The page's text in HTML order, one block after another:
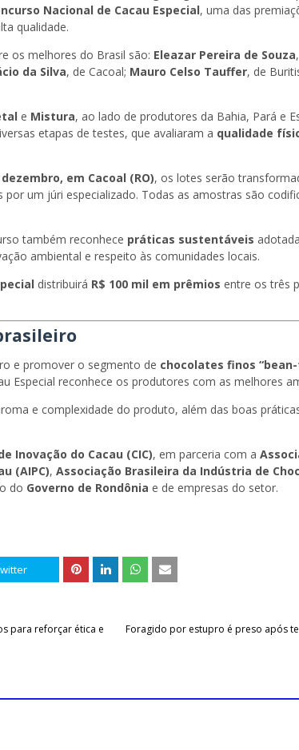
Nacional de Cacau Especial, uma das
qualidade.
os melhores do Brasil são: Eleazar Pereira de Souza
da Silva, de Cacoal; Mauro Celso Tauffer, de
e Mistura, ao lado de produtores da Bahia, Pará e
etapas de testes, que avaliaram a qualidade
em Cacoal (RO), os lotes serão
por um júri especializado. Todas as amostras são
também reconhece práticas sustentáveis
ambiental e respeito às comunidades locais.
distribuirá R$ 100 mil em prêmios entre os três
e promover o segmento de chocolates finos
Especial reconhece os produtores com as melhores
e complexidade do produto, além das boas
Inovação do Cacau (CIC), em parceria com a
(AIPC), Associação Brasileira da Indústria de
do Governo de Rondônia e de empresas do setor.
Foragido por estupro é preso após
para reforçar ética e